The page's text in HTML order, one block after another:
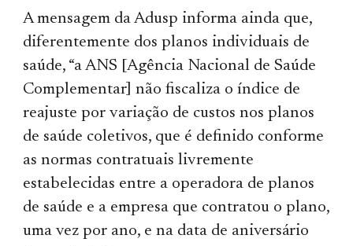
A mensagem da Adusp informa ainda que,
diferentemente dos planos individuais de
saúde, “a ANS [Agência Nacional de Saúde
Complementar] não fiscaliza o índice de
reajuste por variação de custos nos planos
de saúde coletivos, que é definido conforme
as normas contratuais livremente
estabelecidas entre a operadora de planos
de saúde e a empresa que contratou o plano,
uma vez por ano, e na data de aniversário